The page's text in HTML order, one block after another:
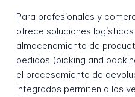
Para profesionales y
ofrece soluciones
almacenamiento de
pedidos (picking and
el procesamiento de
integrados permiten a los